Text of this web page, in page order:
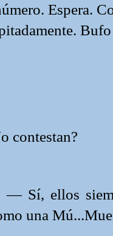
Espera.
contestan?
ellos
una